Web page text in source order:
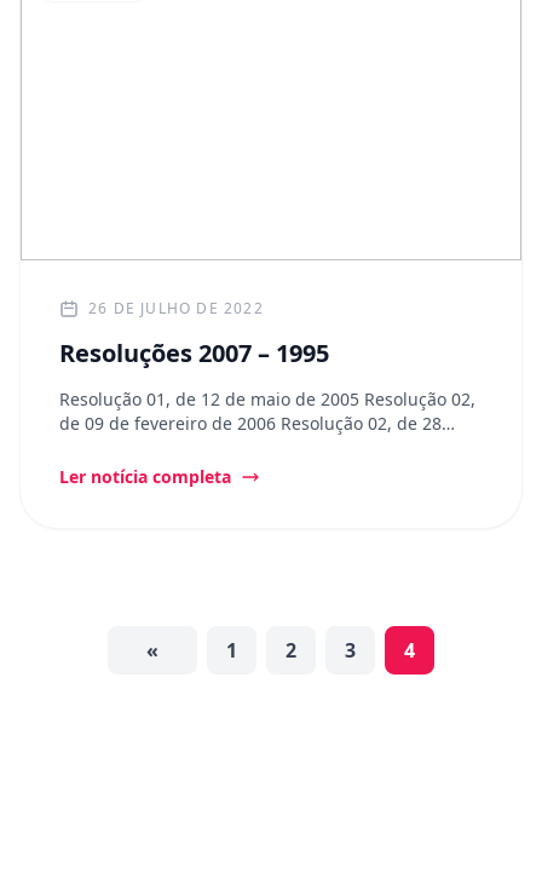
26 DE JULHO DE 2022
Resoluções 2007 – 1995
Resolução 01, de 12 de maio de 2005 Resolução 02,
de 09 de fevereiro de 2006 Resolução 02, de 28…
Ler notícia completa
« 1 2 3 4